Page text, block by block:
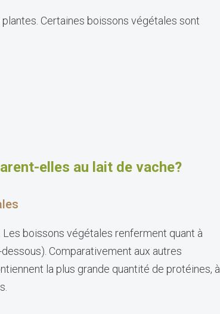
Certaines boissons végétales sont
elles au lait de vache?
boissons végétales renferment quant à
Comparativement aux autres
la plus grande quantité de protéines, à